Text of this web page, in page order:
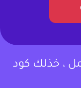
، خذلك كود